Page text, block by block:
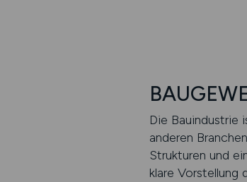
Die Bauindustrie
anderen
Strukturen und
klare Vorstellung